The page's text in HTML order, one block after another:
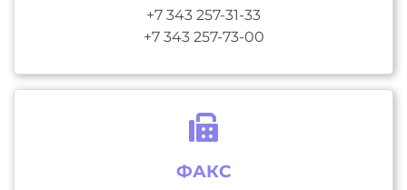
+7 343 257-31-33
+7 343 257-73-00
ФАКС